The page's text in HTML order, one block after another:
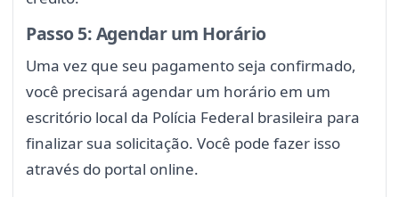
Passo 5: Agendar um Horário
Uma vez que seu pagamento seja confirmado,
você precisará agendar um horário em um
escritório local da Polícia Federal brasileira para
finalizar sua solicitação. Você pode fazer isso
através do portal online.